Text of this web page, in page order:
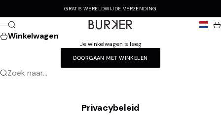
GRATIS WERELDWIJDE VERZENDING
Burker
Menu
Zoeken
Winkelwagen
Je winkelwagen is leeg
DOORGAAN MET WINKELEN
Zoek naar...
Privacybeleid